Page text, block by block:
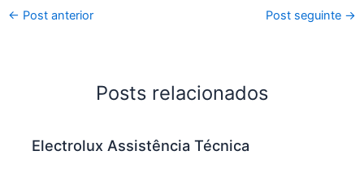
← Post anterior Post seguinte →
Posts relacionados
Electrolux Assistência Técnica